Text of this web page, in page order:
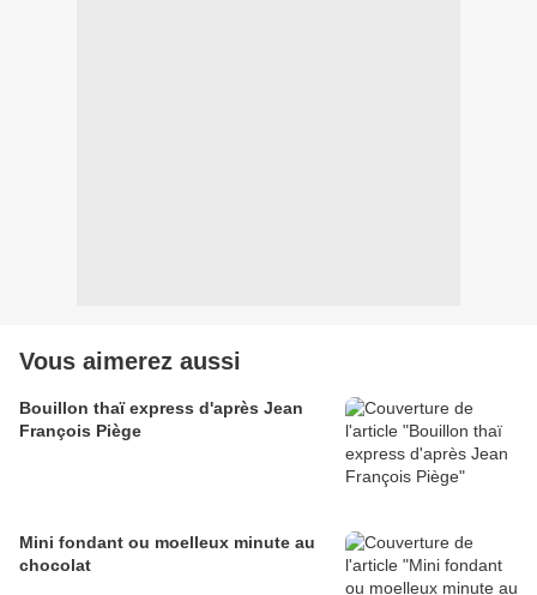
Vous aimerez aussi
Bouillon thaï express d'après Jean
François Piège
Mini fondant ou moelleux minute au
chocolat